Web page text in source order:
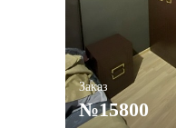
Заказ
№15800